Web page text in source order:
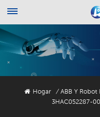
Hogar / ABB Y Robot
3HAC052287-